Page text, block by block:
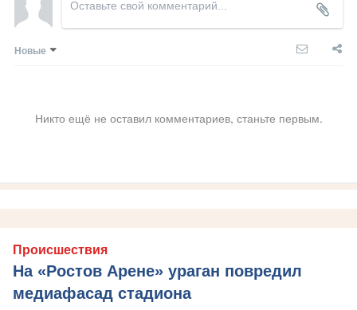
Новые
Никто ещё не оставил комментариев, станьте первым.
Происшествия
На «Ростов Арене» ураган повредил
медиафасад стадиона